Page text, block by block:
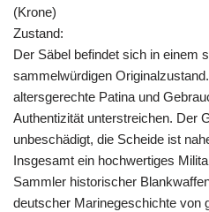
(Krone)
Zustand:
Der Säbel befindet sich in einem
sammelwürdigen
altersgerechte Patina und
Authentizität unterstreichen. Der
unbeschädigt, die Scheide ist
Insgesamt ein hochwertiges
Sammler historischer
deutscher Marinegeschichte von